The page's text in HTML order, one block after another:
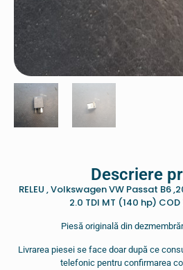
Descriere
RELEU , Volkswagen VW Passat B6
2.0 TDI MT (140 hp)
Piesă originală din
Livrarea piesei se face doar după ce
telefonic pentru confirmarea